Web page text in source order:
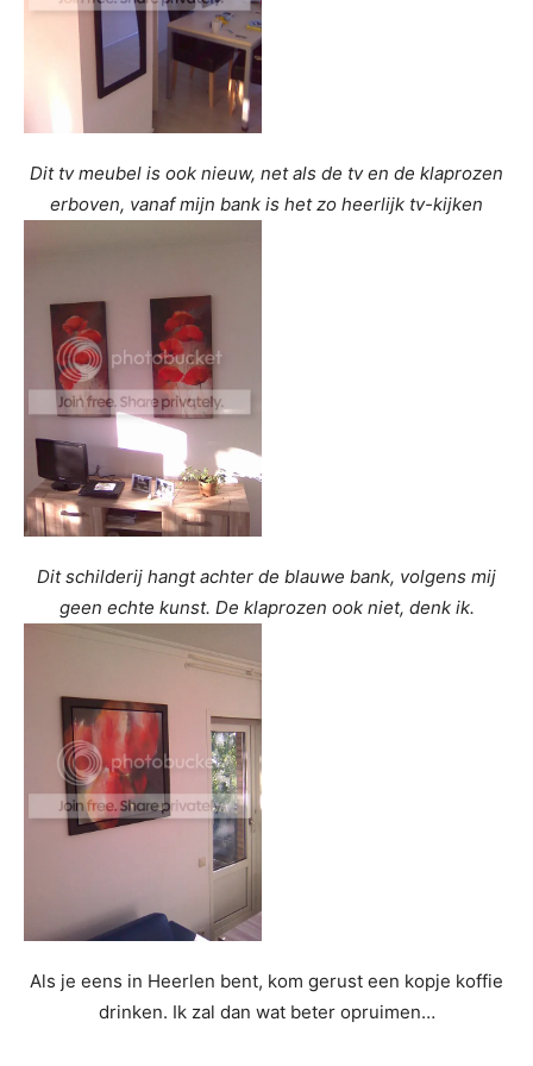
Dit tv meubel is ook nieuw, net als de tv en de klaprozen
erboven, vanaf mijn bank is het zo heerlijk tv-kijken
Dit schilderij hangt achter de blauwe bank, volgens mij
geen echte kunst. De klaprozen ook niet, denk ik.
Als je eens in Heerlen bent, kom gerust een kopje koffie
drinken. Ik zal dan wat beter opruimen…